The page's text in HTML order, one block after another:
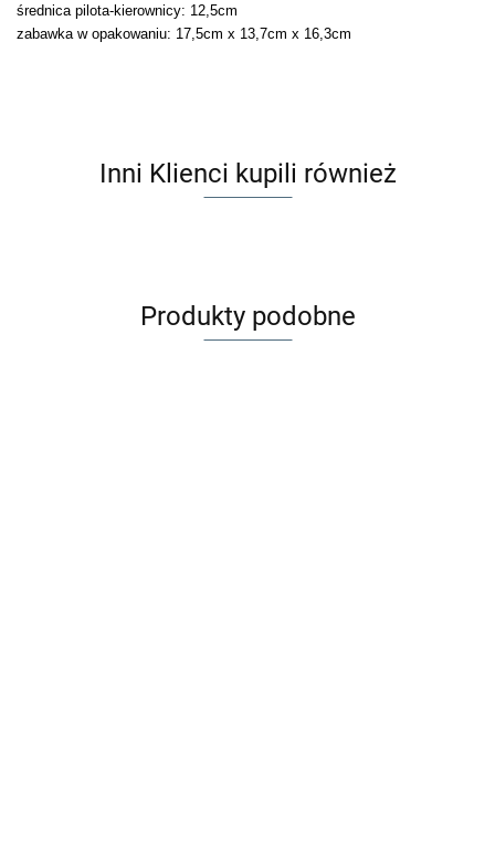
średnica pilota-kierownicy: 12,5cm
zabawka w opakowaniu: 17,5cm x 13,7cm x 16,3cm
Inni Klienci kupili również
Produkty podobne